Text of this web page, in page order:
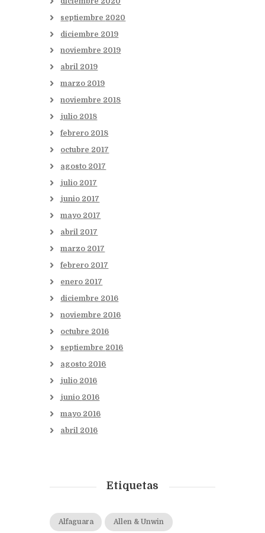
septiembre 2020
diciembre 2019
noviembre 2019
abril 2019
marzo 2019
noviembre 2018
julio 2018
febrero 2018
octubre 2017
agosto 2017
julio 2017
junio 2017
mayo 2017
abril 2017
marzo 2017
febrero 2017
enero 2017
diciembre 2016
noviembre 2016
octubre 2016
septiembre 2016
agosto 2016
julio 2016
junio 2016
mayo 2016
abril 2016
Etiquetas
Alfaguara Allen & Unwin